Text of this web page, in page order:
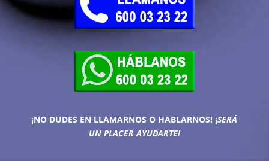
¡NO DUDES EN LLAMARNOS O HABLARNOS! ¡SERÁ
UN PLACER AYUDARTE!